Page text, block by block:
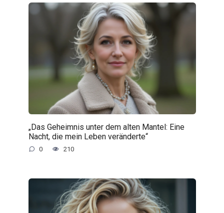
„Das Geheimnis unter dem alten Mantel: Eine
Nacht, die mein Leben veränderte“
0 210